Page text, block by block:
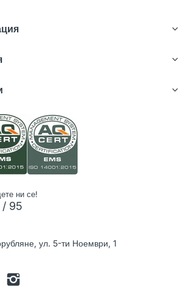
ни се!
/ 95
ул. 5-ти Ноември, 1